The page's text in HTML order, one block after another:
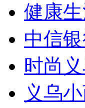
健康
中信
时尚
义乌